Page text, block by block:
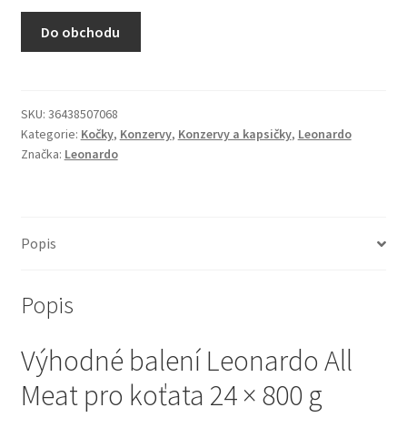
N&D Farmina pro kočky — Italské holistic krmivo
Pamlsky pro kočky
Purizon pro kočky
Veterinární dieta pro kočky
Vše pro psy — Krmivo, doplňky, vybavení
Boudy a výběhy
Do obchodu
SKU: 36438507068
Kategorie: Kočky, Konzervy, Konzervy a kapsičky, Leonardo
Značka: Leonardo
Popis
Popis
Výhodné balení Leonardo All
Meat pro koťata 24 × 800 g